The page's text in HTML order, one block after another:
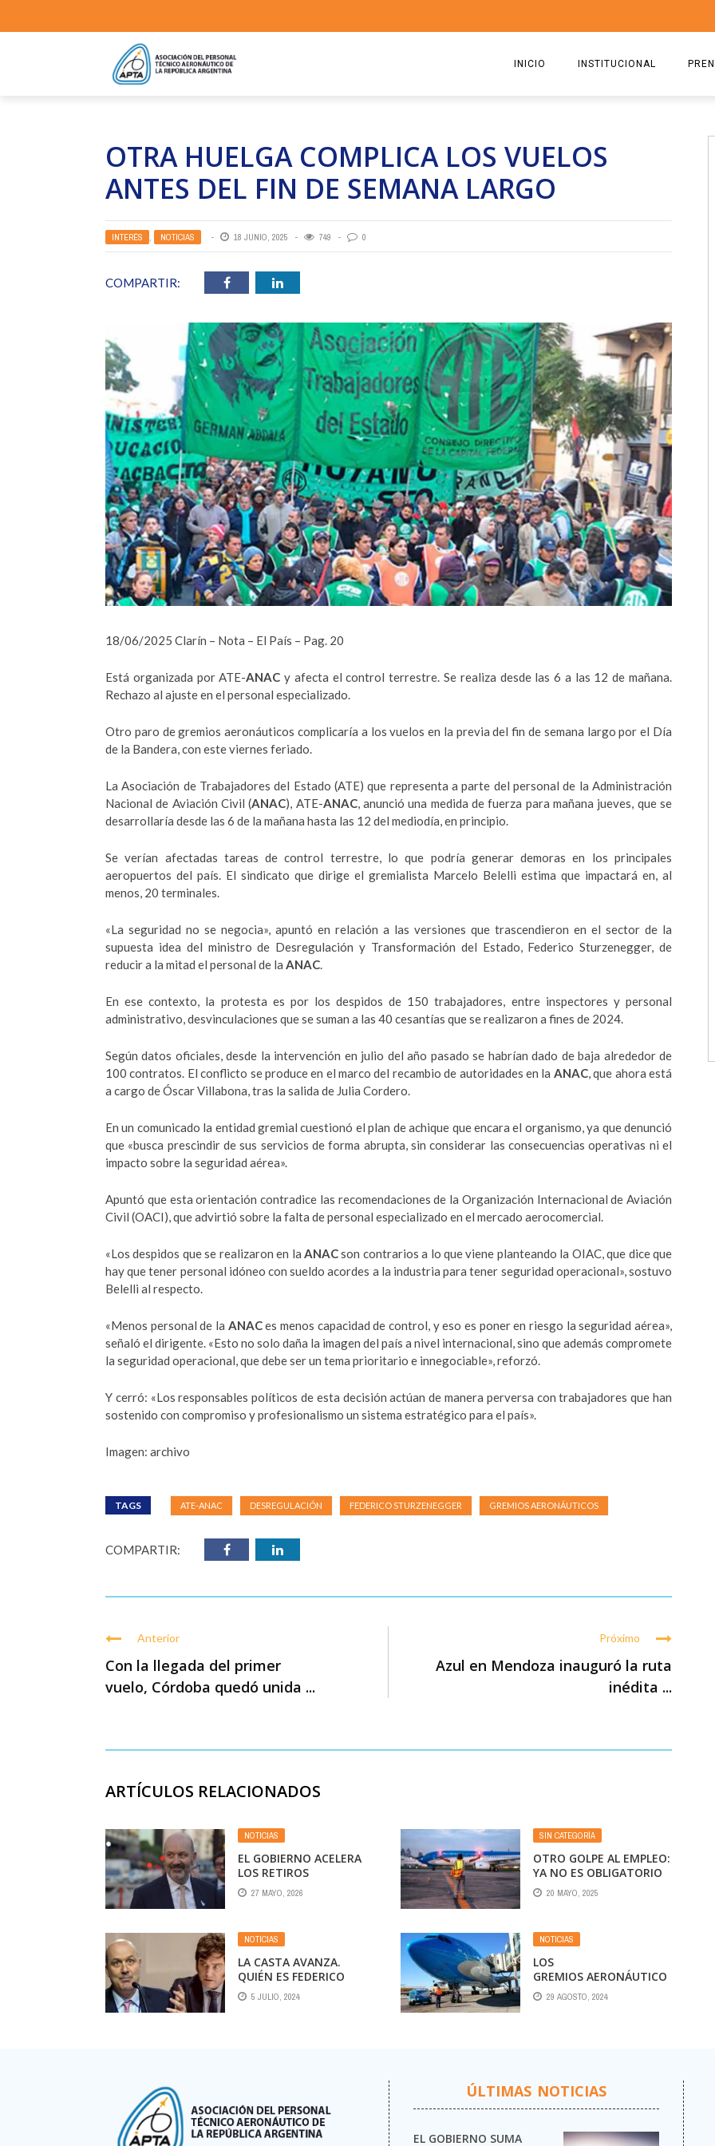
INICIO INSTITUCIONAL
ESTATUTO
RICARDO CIRIELLI
OTRA HUELGA COMPLICA LOS VUELOS
ANTES DEL FIN DE SEMANA LARGO
INTERÉS , NOTICIAS 18 JUNIO, 2025 749 0
COMPARTIR:
18/06/2025 Clarín – Nota – El País – Pag. 20
Está organizada por ATE-ANAC y afecta el control terrestre. Se realiza desde las 6 a las 12 de mañana.
Rechazo al ajuste en el personal especializado.
Otro paro de gremios aeronáuticos complicaría a los vuelos en la previa del fin de semana largo por el Día
de la Bandera, con este viernes feriado.
La Asociación de Trabajadores del Estado (ATE) que representa a parte del personal de la Administración
Nacional de Aviación Civil (ANAC), ATE-ANAC, anunció una medida de fuerza para mañana jueves, que se
desarrollaría desde las 6 de la mañana hasta las 12 del mediodía, en principio.
Se verían afectadas tareas de control terrestre, lo que podría generar demoras en los principales
aeropuertos del país. El sindicato que dirige el gremialista Marcelo Belelli estima que impactará en, al
menos, 20 terminales.
«La seguridad no se negocia», apuntó en relación a las versiones que trascendieron en el sector de la
supuesta idea del ministro de Desregulación y Transformación del Estado, Federico Sturzenegger, de
reducir a la mitad el personal de la ANAC.
En ese contexto, la protesta es por los despidos de 150 trabajadores, entre inspectores y personal
administrativo, desvinculaciones que se suman a las 40 cesantías que se realizaron a fines de 2024.
Según datos oficiales, desde la intervención en julio del año pasado se habrían dado de baja alrededor de
100 contratos. El conflicto se produce en el marco del recambio de autoridades en la ANAC, que ahora está
a cargo de Óscar Villabona, tras la salida de Julia Cordero.
En un comunicado la entidad gremial cuestionó el plan de achique que encara el organismo, ya que denunció
que «busca prescindir de sus servicios de forma abrupta, sin considerar las consecuencias operativas ni el
impacto sobre la seguridad aérea».
Apuntó que esta orientación contradice las recomendaciones de la Organización Internacional de Aviación
Civil (OACI), que advirtió sobre la falta de personal especializado en el mercado aerocomercial.
«Los despidos que se realizaron en la ANACson contrarios a lo que viene planteando la OIAC, que dice que
hay que tener personal idóneo con sueldo acordes a la industria para tener seguridad operacional», sostuvo
Belelli al respecto.
«Menos personal de la ANACes menos capacidad de control, y eso es poner en riesgo la seguridad aérea»,
señaló el dirigente. «Esto no solo daña la imagen del país a nivel internacional, sino que además compromete
la seguridad operacional, que debe ser un tema prioritario e innegociable», reforzó.
Y cerró: «Los responsables políticos de esta decisión actúan de manera perversa con trabajadores que han
sostenido con compromiso y profesionalismo un sistema estratégico para el país».
Imagen: archivo
TAGS ATE-ANAC DESREGULACIÓN FEDERICO STURZENEGGER GREMIOS AERONÁUTICOS
COMPARTIR:
Anterior
Con la llegada del primer
vuelo, Córdoba quedó unida ...
Próximo
Azul en Mendoza inauguró la ruta
inédita ...
ARTÍCULOS RELACIONADOS
NOTICIAS
EL GOBIERNO ACELERA
LOS RETIROS
VOLUNTARIOS Y AVANZA
EN LA REDUCCIÓN DE
DESCENTRALIZADOS
27 MAYO, 2026
SIN CATEGORÍA
OTRO GOLPE AL EMPLEO:
YA NO ES OBLIGATORIO
CONTRATAR PERSONAL
ARGENTINO EN AVIONES
20 MAYO, 2025
NOTICIAS
LA CASTA AVANZA.
QUIÉN ES FEDERICO
STURZENEGGER, EL
NUEVO MINISTRO DE
5 JULIO, 2024
NOTICIAS
LOS
GREMIOS AERONÁUTICO
S SORPRENDIERON CON
UNA MEDIDA DE FUERZA
29 AGOSTO, 2024
ÚLTIMAS NOTICIAS
EL GOBIERNO SUMA